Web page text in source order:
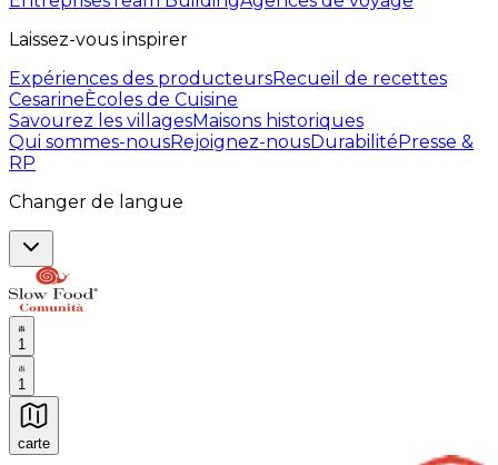
Laissez-vous inspirer
Expériences des producteursRecueil de recettes
CesarineÈcoles de Cuisine
Savourez les villagesMaisons historiques
Qui sommes-nousRejoignez-nousDurabilitéPresse &
RP
Changer de langue
1
1
carte